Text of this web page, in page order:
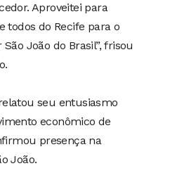
Aproveitei para
todos do Recife para o
João do Brasil”, frisou
seu entusiasmo
econômico de
presença na
João.